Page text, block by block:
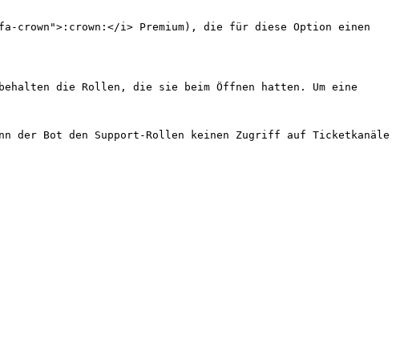
crown">:crown:</i> Premium), die für diese Option einen
die Rollen, die sie beim Öffnen hatten. Um eine
der Bot den Support-Rollen keinen Zugriff auf Ticketkanäle